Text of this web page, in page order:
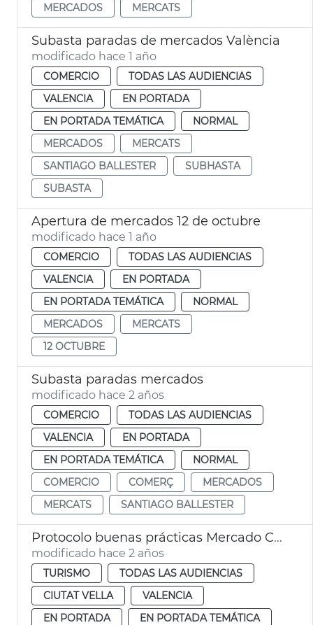
MERCADOS
MERCATS
Subasta paradas de mercados València
modificado hace 1 año
COMERCIO
TODAS LAS AUDIENCIAS
VALENCIA
EN PORTADA
EN PORTADA TEMÁTICA
NORMAL
MERCADOS
MERCATS
SANTIAGO BALLESTER
SUBHASTA
SUBASTA
Apertura de mercados 12 de octubre
modificado hace 1 año
COMERCIO
TODAS LAS AUDIENCIAS
VALENCIA
EN PORTADA
EN PORTADA TEMÁTICA
NORMAL
MERCADOS
MERCATS
12 OCTUBRE
Subasta paradas mercados
modificado hace 2 años
COMERCIO
TODAS LAS AUDIENCIAS
VALENCIA
EN PORTADA
EN PORTADA TEMÁTICA
NORMAL
COMERCIO
COMERÇ
MERCADOS
MERCATS
SANTIAGO BALLESTER
Protocolo buenas prácticas Mercado Central turistas
modificado hace 2 años
TURISMO
TODAS LAS AUDIENCIAS
CIUTAT VELLA
VALENCIA
EN PORTADA
EN PORTADA TEMÁTICA